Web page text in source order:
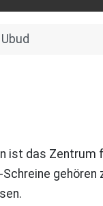
Ubud
ist das